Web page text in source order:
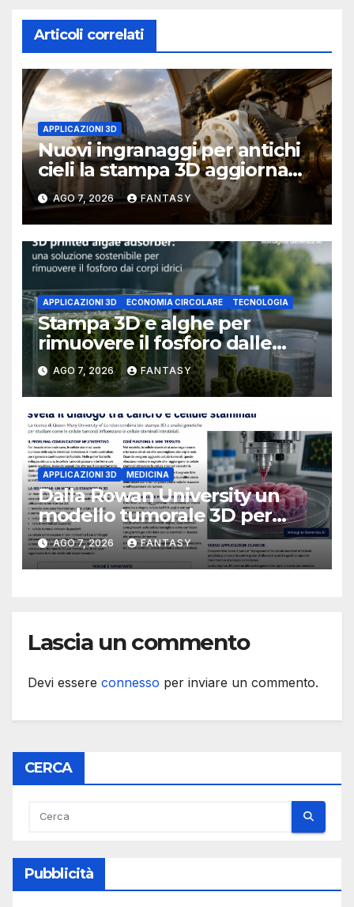
Articoli correlati
APPLICAZIONI 3D
Nuovi ingranaggi per antichi
cieli la stampa 3D aggiorna
un osservatorio del 1930 della
University of Arkansas at
Little Rock
AGO 7, 2026 FANTASY
APPLICAZIONI 3D ECONOMIA CIRCOLARE TECNOLOGIA
Stampa 3D e alghe per
rimuovere il fosforo dalle
acque il progetto della
Florida Atlantic University
AGO 7, 2026 FANTASY
APPLICAZIONI 3D MEDICINA
Dalla Rowan University un
modello tumorale 3D per
studiare il dialogo tra cancro
e cellule staminali
AGO 7, 2026 FANTASY
Lascia un commento
Devi essere connesso per inviare un commento.
CERCA
Pubblicità